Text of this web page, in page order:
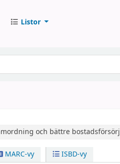
Listor
och bättre
MARC-vy ISBD-vy